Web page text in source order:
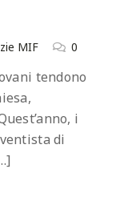
MIF 0
tendono
i
di